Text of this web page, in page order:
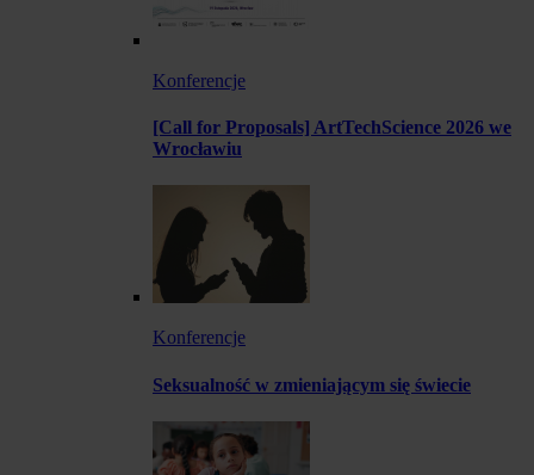
Konferencje
[Call for Proposals] ArtTechScience 2026 we
Wrocławiu
Konferencje
Seksualność w zmieniającym się świecie